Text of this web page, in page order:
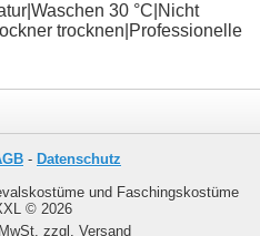
30 °C|Nicht
trocknen|Professionelle
- Datenschutz
und Faschingskostüme
© 2026
zzgl. Versand